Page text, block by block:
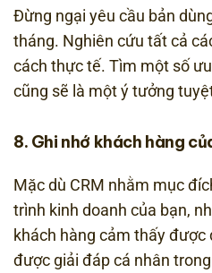
Đừng ngại yêu cầu bản
tháng. Nghiên cứu tất cả
cách thực tế. Tìm một số
cũng sẽ là một ý tưởng
8. Ghi nhớ khách hàng
Mặc dù CRM nhằm mục
trình kinh doanh của bạn,
khách hàng cảm thấy được
được giải đáp cá nhân